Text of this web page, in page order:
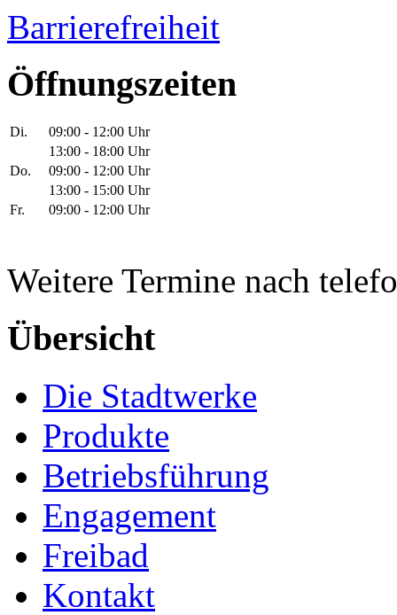
Barrierefreiheit
Öffnungszeiten
Di.
09:00 - 12:00 Uhr
13:00 - 18:00 Uhr
Do.
09:00 - 12:00 Uhr
13:00 - 15:00 Uhr
Fr.
09:00 - 12:00 Uhr
Weitere Termine nach
Übersicht
Die Stadtwerke
Produkte
Betriebsführung
Engagement
Freibad
Kontakt